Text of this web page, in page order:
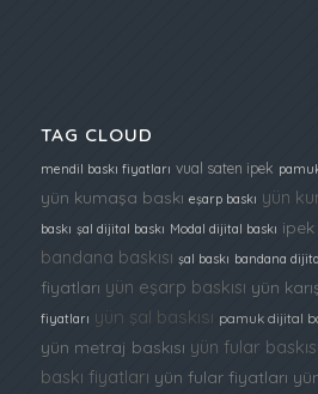
TAG CLOUD
mendil baskı fiyatları vual saten ipek
yün kumaşa baskı eşarp baskı yün
baskı şal dijital baskı Modal dijital baskı ipek
bandana baskısı şal baskı bandana
fiyatları yün eşarp baskısı yün
fiyatları yün şal baskısı pamuk dijital
yün metraj baskısı yün fular baskısı
baskı fiyatları yün fular fiyatları